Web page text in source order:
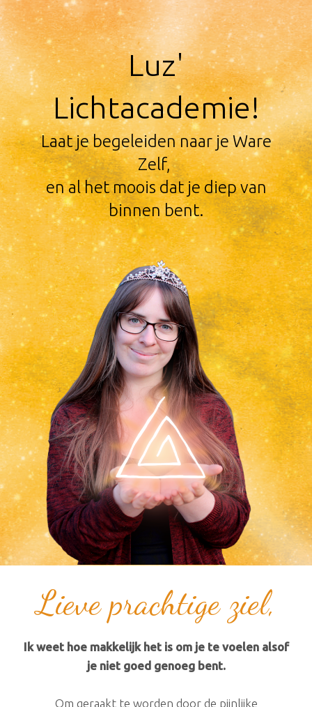
Luz'
Lichtacademie!
Laat je begeleiden naar je Ware
Zelf,
en al het moois dat je diep van
binnen bent.
​Lieve prachtige ziel,
Ik weet hoe makkelijk het is om je te voelen alsof
je niet goed genoeg bent.
Om geraakt te worden door de pijnlijke